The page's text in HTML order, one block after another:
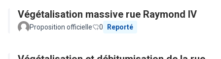
Végétalisation massive rue Raymond IV
Proposition officielle 0 Reporté